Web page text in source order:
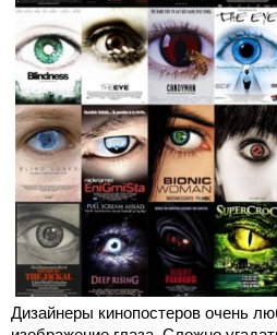
Дизайнеры кинопостеров очень